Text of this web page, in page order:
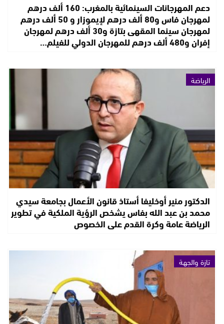
دعم المهرجانات السينمائية بالمغرب: 160 ألف درهم
لمهرجان فاس و80 ألف درهم لإيموزار و 50 ألف درهم
لمهرجان سينما المقهى بتازة و30 ألف درهم لمهرجان
إفران و480 ألف درهم للمهرجان الدولي للفيلم…
الرياضة
الدكتور منير أوخليفا أستاذ قانون الأعمال بجامعة سيدي
محمد بن عبد الله بفاس يشخص الرؤية الملكية في تطوير
الرياضة عامة وكرة القدم على الخصوص
تازة والجهة